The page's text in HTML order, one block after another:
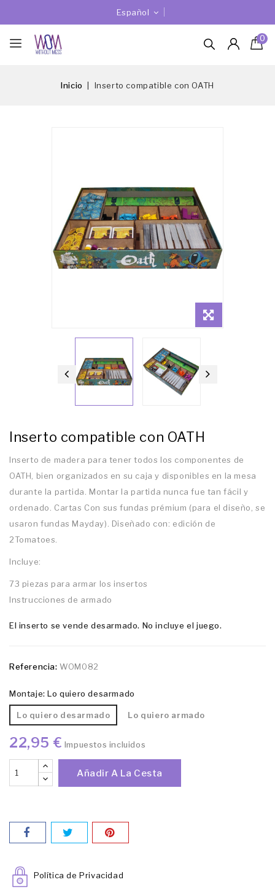
Español
0
Inicio Inserto compatible con OATH
Inserto compatible con OATH
Inserto de madera para tener todos los componentes de
OATH, bien organizados en su caja y disponibles en la mesa
durante la partida. Montar la partida nunca fue tan fácil y
ordenado. Cartas Con sus fundas prémium (para el diseño, se
usaron fundas Mayday). Diseñado con: edición de
2Tomatoes.
Incluye:
73 piezas para armar los insertos
Instrucciones de armado
El inserto se vende desarmado. No incluye el juego.
Referencia: WOM082
Montaje: Lo quiero desarmado
Lo quiero desarmado Lo quiero armado
22,95 € Impuestos incluidos
Añadir A La Cesta
Política de Privacidad